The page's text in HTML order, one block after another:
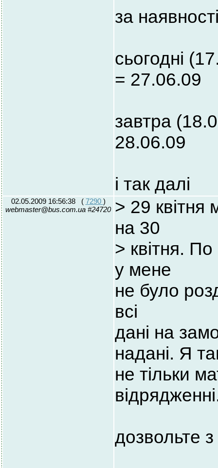
за
сьогодні
= 27.06.09
завтра
28.06.09
і так далі
02.05.2009 16:56:38 ( 7290 )
webmaster@bus.com.ua #24720 > 29
на 30
> квітня.
у мене
не було
всі
дані на
надані. Я
не тільки
дозвольте